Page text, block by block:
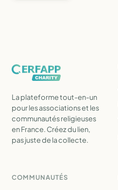
La plateforme tout-en-un
pour les associations et les
communautés religieuses
en France. Créez du lien,
pas juste de la collecte.
COMMUNAUTÉS